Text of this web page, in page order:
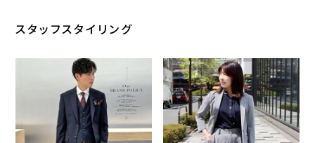
スタッフスタイリング